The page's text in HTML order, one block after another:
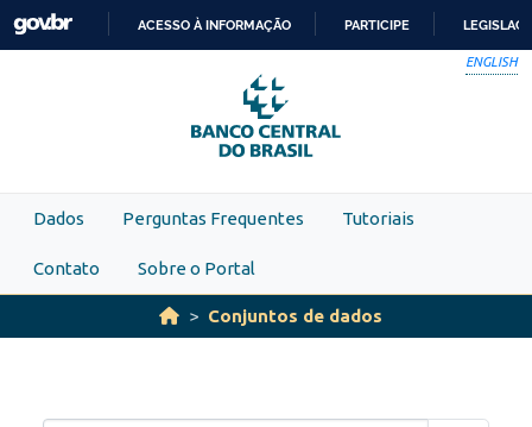
Skip to main content
PARA
O
CONTEÚDO
ACESSO À INFORMAÇÃO PARTICIPE
ENGLISH
Dados Perguntas Frequentes Tutoriais
Contato Sobre o Portal
Conjuntos de dados